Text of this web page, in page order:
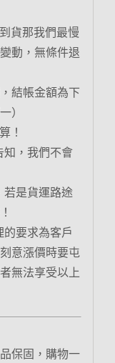
貨那我們最慢
動，無條件退
結帳金額為下
）
！
知，我們不會
若是貨運路途
的要求為客戶
意漲價時要屯
無法享受以上
保固，購物一